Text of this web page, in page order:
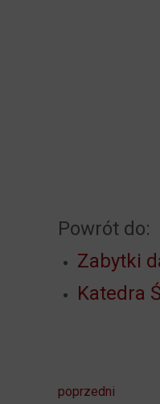
Powrót do:
Zabytki
Katedra
poprzedni